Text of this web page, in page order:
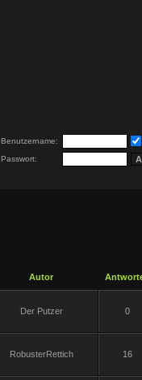
Benutzername:
Passwort:
Autor
Der Putzer 0
RobusterRettich 16